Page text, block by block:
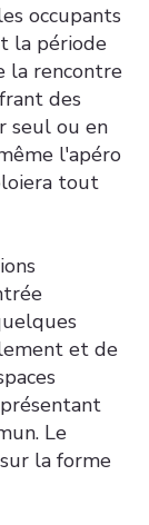
occupants
la période
la rencontre
des
seul ou en
l'apéro
tout
et de
Le
la forme